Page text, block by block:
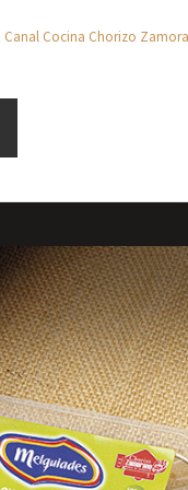
Canal Cocina Chorizo